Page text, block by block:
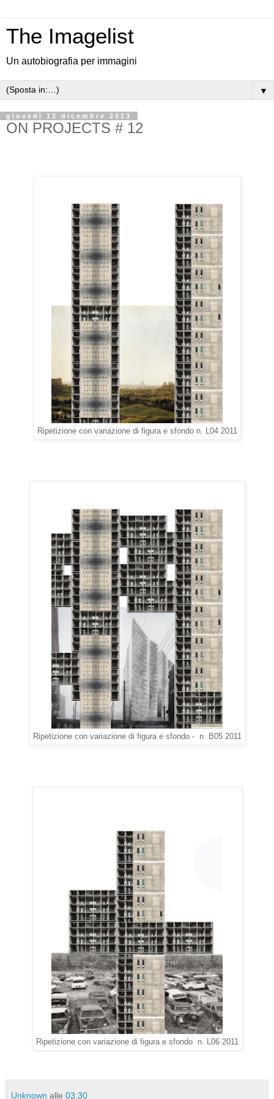
The Imagelist
Un autobiografia per immagini
▼
giovedì 12 dicembre 2013
ON PROJECTS # 12
Ripetizione con variazione di figura e sfondo n. L04 2011
Ripetizione con variazione di figura e sfondo - n. B05 2011
Ripetizione con variazione di figura e sfondo n. L06 2011
Unknown alle 03:30